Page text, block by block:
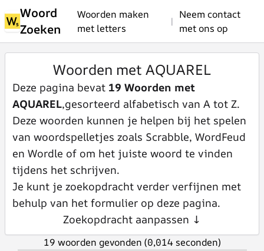
Woord
Zoeken
Woorden maken
met letters
|
Neem contact
met ons op
Woorden met AQUAREL
Deze pagina bevat 19 Woorden met
AQUAREL,gesorteerd alfabetisch van A tot Z.
Deze woorden kunnen je helpen bij het spelen
van woordspelletjes zoals Scrabble, WordFeud
en Wordle of om het juiste woord te vinden
tijdens het schrijven.
Je kunt je zoekopdracht verder verfijnen met
behulp van het formulier op deze pagina.
Zoekopdracht aanpassen ↓
19 woorden gevonden (0,014 seconden)